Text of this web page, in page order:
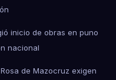
inicio de obras en puno
nacional
de Mazocruz exigen